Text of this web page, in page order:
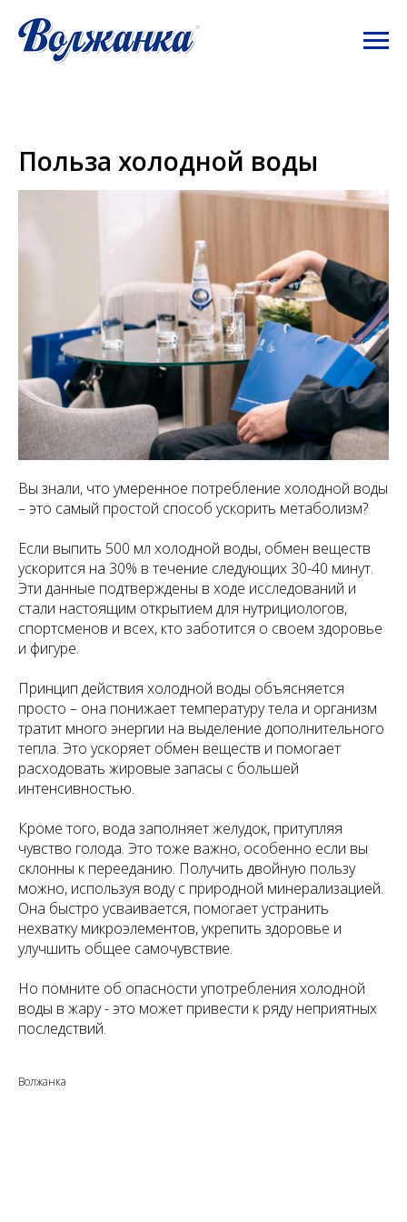
Польза холодной воды
Вы знали, что умеренное потребление холодной воды
– это самый простой способ ускорить метаболизм?
Если выпить 500 мл холодной воды, обмен веществ
ускорится на 30% в течение следующих 30-40 минут.
Эти данные подтверждены в ходе исследований и
стали настоящим открытием для нутрициологов,
спортсменов и всех, кто заботится о своем здоровье
и фигуре.
Принцип действия холодной воды объясняется
просто – она понижает температуру тела и организм
тратит много энергии на выделение дополнительного
тепла. Это ускоряет обмен веществ и помогает
расходовать жировые запасы с большей
интенсивностью.
Кроме того, вода заполняет желудок, притупляя
чувство голода. Это тоже важно, особенно если вы
склонны к перееданию. Получить двойную пользу
можно, используя воду с природной минерализацией.
Она быстро усваивается, помогает устранить
нехватку микроэлементов, укрепить здоровье и
улучшить общее самочувствие.
Но помните об опасности употребления холодной
воды в жару - это может привести к ряду неприятных
последствий.
Волжанка